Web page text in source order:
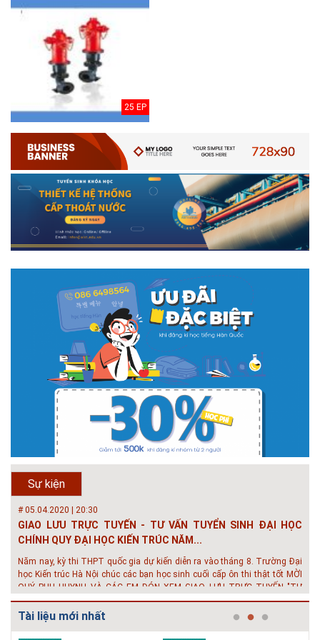
25 EP
Sự kiện
# 05.04.2025 | 17:16
Tuyển sinh 2025, Khoa kỹ thuật hạ tầng và môi trường đô thị
- Đại học Kiến trúc...
Thông tin tuyển sinh đại học 2025 Khoa kỹ thuật hạ tầng và môi trường
đô thị - Đại học Kiến trúc Hà Nội Tuyển sinh đại học với 280 chỉ tiêu, thời
gian đào tạo 4,5 năm
# 05.04.2020 | 20:30
GIAO LƯU TRỰC TUYẾN - TƯ VẤN TUYỂN SINH ĐẠI HỌC
CHÍNH QUY ĐẠI HỌC KIẾN TRÚC NĂM...
học Kiến trúc Hà Nội chúc các bạn học sinh cuối cấp ôn thi thật tốt MỜI
QUÝ PHỤ HUYNH VÀ CÁC EM ĐÓN XEM GIAO LƯU TRỰC TUYẾN "TƯ
VẤN TUYỂN SINH ĐẠI H...
# 08.07.2019 | 17:58
Tuyến sinh 2019 - Khoa Kỹ Thuật Hạ tầng và Môi trường đô
thị - trường Đại học Ki...
Với mức điểm thi Tốt nghiệp THPT từ 14 đến 16 điểm, các bạn vẫn hoàn
toàn có thể theo học 1 trong những ngành học tốt nhất và có đầu ra tốt
Tài liệu mới nhất